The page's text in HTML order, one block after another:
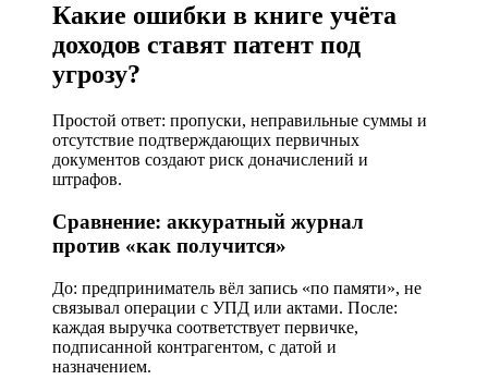
Какие ошибки в книге учёта
доходов ставят патент под
угрозу?
Простой ответ: пропуски, неправильные суммы и
отсутствие подтверждающих первичных
документов создают риск доначислений и
штрафов.
Сравнение: аккуратный журнал
против «как получится»
До: предприниматель вёл запись «по памяти», не
связывал операции с УПД или актами. После:
каждая выручка соответствует первичке,
подписанной контрагентом, с датой и
назначением.